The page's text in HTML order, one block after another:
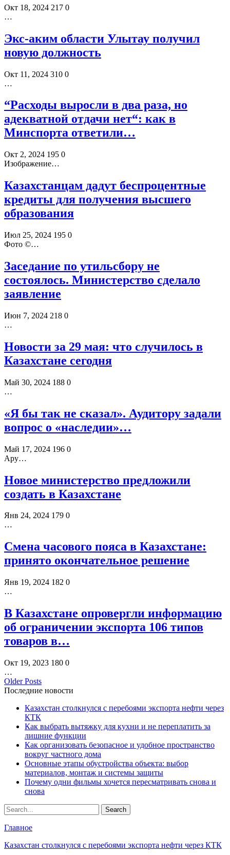
Окт 18, 2024 217 0
…
Экс-аким области Улытау получил
новую должность
Окт 11, 2024 310 0
…
“Расходы выросли в два раза, но
адекватной отдачи нет“: как в
Минспорта ответили…
Окт 2, 2024 195 0
Изображение…
Казахстанцам дадут беспроцентные
кредиты для получения высшего
образования
Июл 25, 2024 195 0
Фото ©️…
Заседание по утильсбору не
состоялось. Министерство сделало
заявление
Июн 7, 2024 218 0
…
Новости за 29 мая: что случилось в
Казахстане сегодня
Май 30, 2024 188 0
…
«Я бы так не сказал». Аудитору задали
вопрос о «наследии»…
Май 17, 2024 196 0
Ару…
Новое министерство предложили
создать в Казахстане
Янв 24, 2024 179 0
…
Смена часового пояса в Казахстане:
принято окончательное решение
Янв 19, 2024 182 0
…
В Казахстане опровергли информацию
об ограничении экспорта 106 типов
товаров в…
Окт 19, 2023 180 0
…
Older Posts
Последние новости
Казахстан столкнулся с перебоями экспорта нефти через
КТК
Как выбрать вытяжку для кухни и не переплатить за
лишние функции
Как организовать безопасное и удобное пространство
вокруг частного дома
Основные этапы обустройства объекта: выбор
материалов, монтаж и системы защиты
Почему одни фильмы хочется пересматривать снова и
снова
Главное
Казахстан столкнулся с перебоями экспорта нефти через КТК